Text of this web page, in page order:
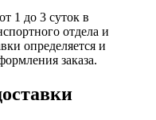
1 до 3 суток в
отдела и
определяется и
заказа.